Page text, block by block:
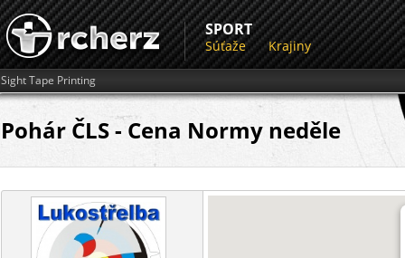
SPORT
Súťaže Krajiny
Sight Tape Printing
Pohár ČLS - Cena Normy neděle